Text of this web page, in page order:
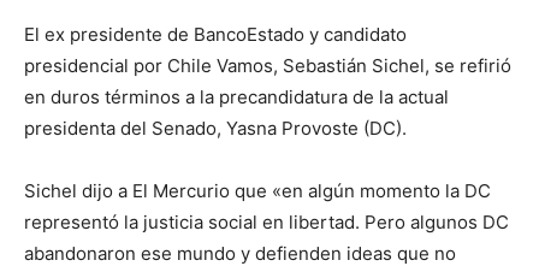
El ex presidente de BancoEstado y candidato
presidencial por Chile Vamos, Sebastián Sichel, se refirió
en duros términos a la precandidatura de la actual
presidenta del Senado, Yasna Provoste (DC).
Sichel dijo a El Mercurio que «en algún momento la DC
representó la justicia social en libertad. Pero algunos DC
abandonaron ese mundo y defienden ideas que no